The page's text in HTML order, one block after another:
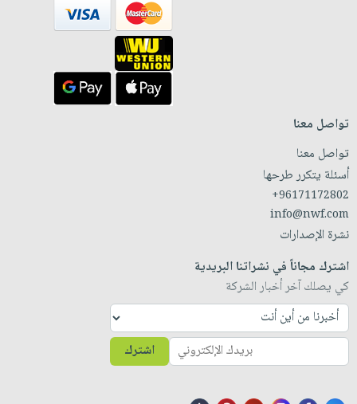
تواصل معنا
تواصل معنا
أسئلة يتكرر طرحها
+96171172802
info@nwf.com
نشرة الإصدارات
اشترك مجاناً في نشراتنا البريدية
كي يصلك آخر أخبار الشركة
اشترك